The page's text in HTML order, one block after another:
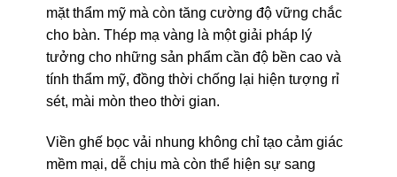
mặt thẩm mỹ mà còn tăng cường độ vững chắc
cho bàn. Thép mạ vàng là một giải pháp lý
tưởng cho những sản phẩm cần độ bền cao và
tính thẩm mỹ, đồng thời chống lại hiện tượng rỉ
sét, mài mòn theo thời gian.
Viền ghế bọc vải nhung không chỉ tạo cảm giác
mềm mại, dễ chịu mà còn thể hiện sự sang